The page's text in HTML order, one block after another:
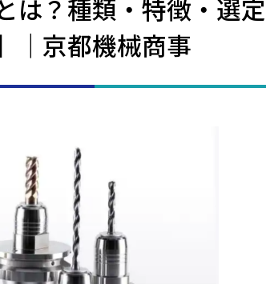
は？種類・特徴・選
｜京都機械商事